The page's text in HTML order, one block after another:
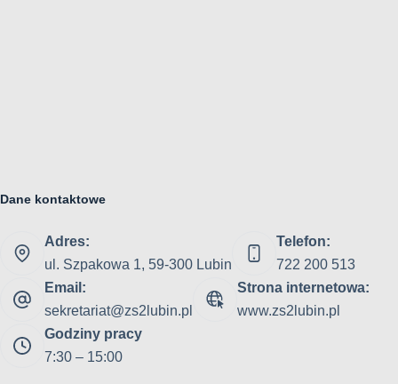
Dane kontaktowe
Adres:
ul. Szpakowa 1, 59-300 Lubin
Telefon:
722 200 513
Email:
sekretariat@zs2lubin.pl
Strona internetowa:
www.zs2lubin.pl
Godziny pracy
7:30 – 15:00